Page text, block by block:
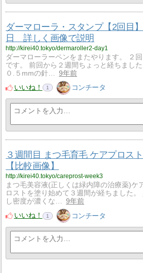
ダーマローラ・スタンプ【2回目
日 詳しく画像で説明
http://kirei40.tokyo/dermaroller2-day1
ダーマローラーペンをまたやります。 ２回
です。 前回から２週間ちょっと経ちました
０.５mmの針…
9年前
いいね！
1 コンチータ
３週間目 まつ毛育毛 ケアプロスト
【比較画像】
http://kirei40.tokyo/careprost-week3
まつ毛美容液(正しくは緑内障の治療薬)ケ
ロストを塗り始めて３週間が経ちました。
し密度が濃くな…
9年前
いいね！
1 コンチータ